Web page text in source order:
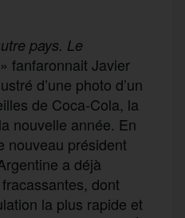
pays. Le
» fanfaronnaitJavier
d’une photo d’un
de Coca-Cola, la
nouvelle année. En
nouveau président
a déjà
dont
la plus rapide et